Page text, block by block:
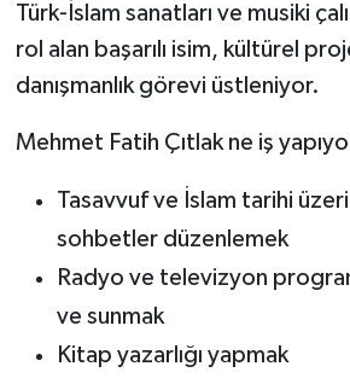
Türk-İslam sanatları ve musiki
rol alan başarılı isim, kültürel
danışmanlık görevi üstleniyor.
Mehmet Fatih Çıtlak ne iş
Tasavvuf ve İslam tarihi
sohbetler düzenlemek
Radyo ve televizyon
ve sunmak
Kitap yazarlığı yapmak